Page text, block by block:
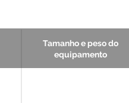
Tamanho e peso do
equipamento